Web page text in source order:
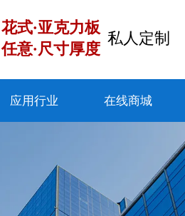
花式·亚克力板
任意·尺寸厚度
私人定制
应用行业 在线商城